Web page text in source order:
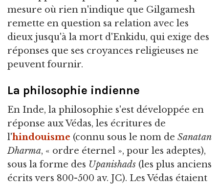
mesure où rien n'indique que Gilgamesh
remette en question sa relation avec les
dieux jusqu'à la mort d'Enkidu, qui exige des
réponses que ses croyances religieuses ne
peuvent fournir.
La philosophie indienne
En Inde, la philosophie s'est développée en
réponse aux Védas, les écritures de
l'hindouisme (connu sous le nom de Sanatan
Dharma, « ordre éternel », pour les adeptes),
sous la forme des Upanishads (les plus anciens
écrits vers 800-500 av. JC). Les Védas étaient